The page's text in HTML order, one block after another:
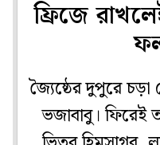
ফ্রিজে
জ্যৈষ্ঠের দুপুরে
ভজাবাবু। ফিরেই